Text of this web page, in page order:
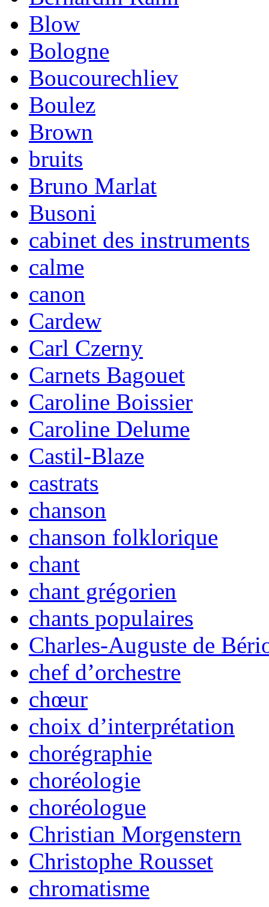
Blow
Bologne
Boucourechliev
Boulez
Brown
bruits
Bruno Marlat
Busoni
cabinet des instruments
calme
canon
Cardew
Carl Czerny
Carnets Bagouet
Caroline Boissier
Caroline Delume
Castil-Blaze
castrats
chanson
chanson folklorique
chant
chant grégorien
chants populaires
Charles-Auguste de
chef d’orchestre
chœur
choix d’interprétation
chorégraphie
choréologie
choréologue
Christian Morgenstern
Christophe Rousset
chromatisme